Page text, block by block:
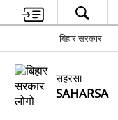
बिहार सरकार
सहरसा
SAHARSA